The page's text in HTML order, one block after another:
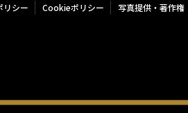
リシー Cookieポリシー 写真提供・著作権